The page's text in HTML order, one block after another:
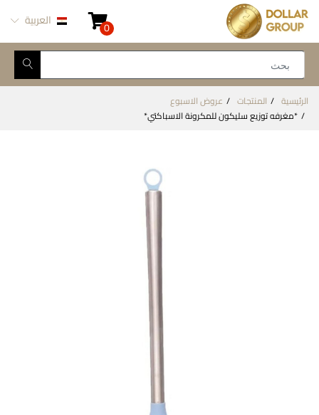
0 العربية
الرئيسية المنتجات
عروض الاسبوع
*مغرفه توزيع سليكون للمكرونة الاسباكتي*